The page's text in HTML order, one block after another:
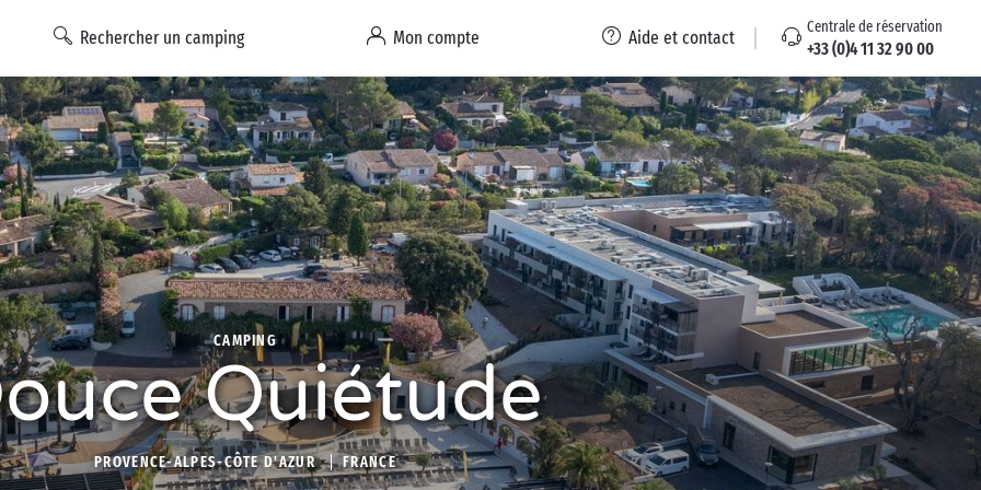
Rechercher un camping Mon compte Aide et contact Centrale de réservation
+33 (0)4 11 32 90 00
CAMPING
Quiétude
PROVENCE-ALPES-CÔTE D'AZUR FRANCE